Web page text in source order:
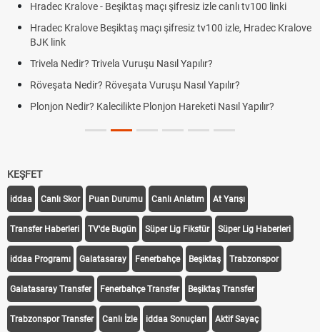
Hradec Kralove - Beşiktaş maçı şifresiz izle canlı tv100 linki
Hradec Kralove Beşiktaş maçı şifresiz tv100 izle, Hradec Kralove
BJK link
Trivela Nedir? Trivela Vuruşu Nasıl Yapılır?
Röveşata Nedir? Röveşata Vuruşu Nasıl Yapılır?
Plonjon Nedir? Kalecilikte Plonjon Hareketi Nasıl Yapılır?
KEŞFET
iddaa Canlı Skor Puan Durumu Canlı Anlatım At Yarışı
Transfer Haberleri TV'de Bugün Süper Lig Fikstür Süper Lig Haberleri
iddaa Programı Galatasaray Fenerbahçe Beşiktaş Trabzonspor
Galatasaray Transfer Fenerbahçe Transfer Beşiktaş Transfer
Trabzonspor Transfer Canlı İzle iddaa Sonuçları Aktif Sayaç